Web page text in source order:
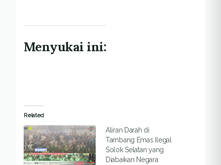
Menyukai ini:
Related
Aliran Darah di
Tambang Emas Ilegal
Solok Selatan yang
Diabaikan Negara